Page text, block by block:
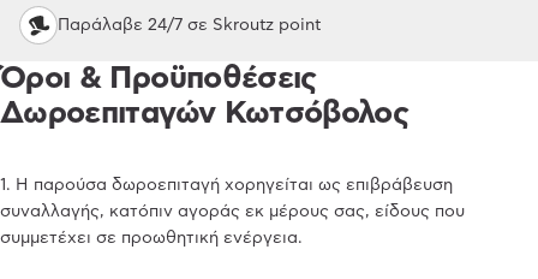
Παράλαβε 24/7 σε Skroutz point
Όροι & Προϋποθέσεις
Δωροεπιταγών Κωτσόβολος
1. Η παρούσα δωροεπιταγή χορηγείται ως επιβράβευση
συναλλαγής, κατόπιν αγοράς εκ μέρους σας, είδους που
συμμετέχει σε προωθητική ενέργεια.